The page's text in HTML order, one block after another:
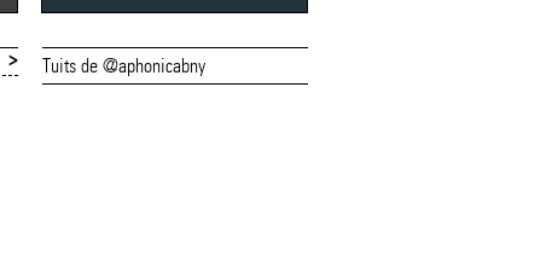
> Tuits de @aphonicabny